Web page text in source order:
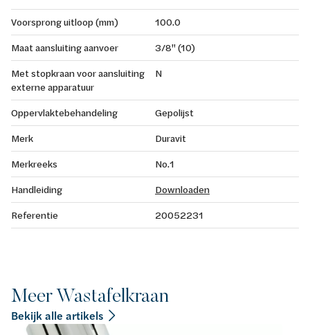
Voorsprong uitloop (mm)
100.0
Maat aansluiting aanvoer
3/8" (10)
Met stopkraan voor aansluiting
externe apparatuur
N
Oppervlaktebehandeling
Gepolijst
Merk
Duravit
Merkreeks
No.1
Handleiding
Downloaden
Referentie
20052231
Meer Wastafelkraan
Bekijk alle artikels